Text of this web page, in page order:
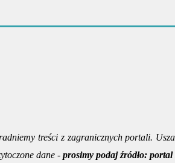
treści z zagranicznych portali.
dane - prosimy podaj źródło: portal